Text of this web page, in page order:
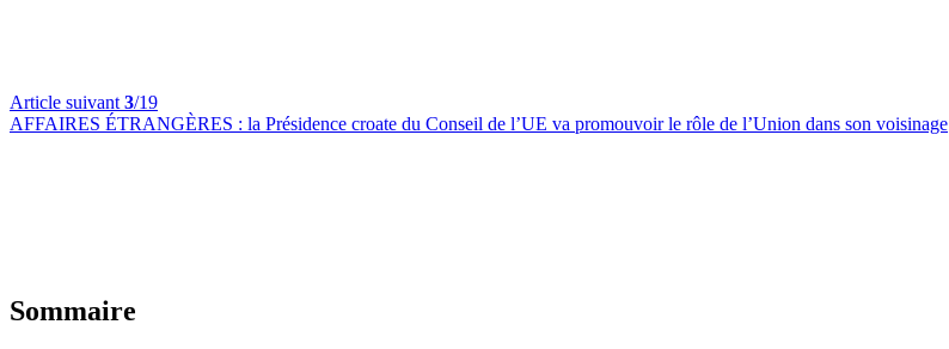
Article suivant 3/19
AFFAIRES ÉTRANGÈRES : la Présidence croate du Conseil de l’UE va promouvoir le rôle de l’Union dans son voisinage
Sommaire